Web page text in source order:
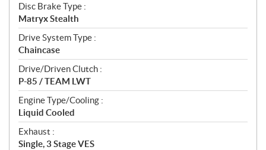
Disc Brake Type :
Matryx Stealth
Drive System Type :
Chaincase
Drive/Driven Clutch :
P-85 / TEAM LWT
Engine Type/Cooling :
Liquid Cooled
Exhaust :
Single, 3 Stage VES